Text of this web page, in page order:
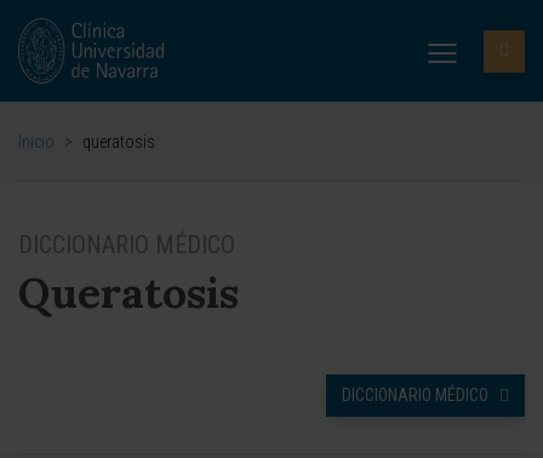
Inicio > queratosis
DICCIONARIO MÉDICO
Queratosis
DICCIONARIO MÉDICO